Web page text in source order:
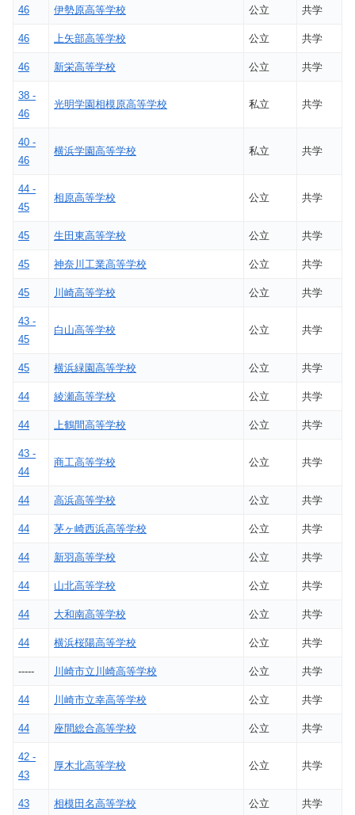
46 伊勢原高等学校 公立 共学
46 上矢部高等学校 公立 共学
46 新栄高等学校 公立 共学
38 -
46
光明学園相模原高等学校 私立 共学
40 -
46
横浜学園高等学校 私立 共学
44 -
45
相原高等学校 公立 共学
45 生田東高等学校 公立 共学
45 神奈川工業高等学校 公立 共学
45 川崎高等学校 公立 共学
43 -
45
白山高等学校 公立 共学
45 横浜緑園高等学校 公立 共学
44 綾瀬高等学校 公立 共学
44 上鶴間高等学校 公立 共学
43 -
44
商工高等学校 公立 共学
44 高浜高等学校 公立 共学
44 茅ヶ崎西浜高等学校 公立 共学
44 新羽高等学校 公立 共学
44 山北高等学校 公立 共学
44 大和南高等学校 公立 共学
44 横浜桜陽高等学校 公立 共学
----- 川崎市立川崎高等学校 公立 共学
44 川崎市立幸高等学校 公立 共学
44 座間総合高等学校 公立 共学
42 -
43
厚木北高等学校 公立 共学
43 相模田名高等学校 公立 共学